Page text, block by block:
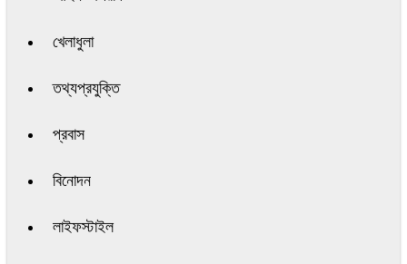
খেলাধুলা
তথ্যপ্রযুক্তি
প্রবাস
বিনোদন
লাইফস্টাইল